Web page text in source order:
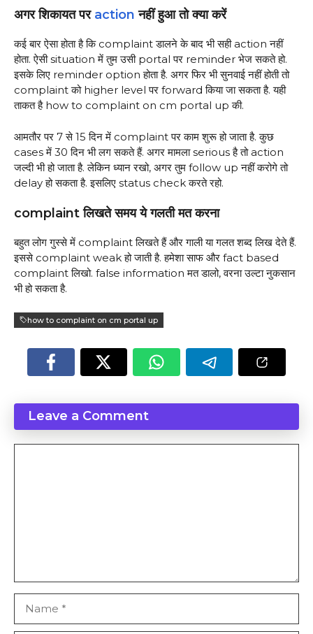
अगर शिकायत पर action नहीं हुआ तो क्या करें
कई बार ऐसा होता है कि complaint डालने के बाद भी सही action नहीं
होता. ऐसी situation में तुम उसी portal पर reminder भेज सकते हो.
इसके लिए reminder option होता है. अगर फिर भी सुनवाई नहीं होती तो
complaint को higher level पर forward किया जा सकता है. यही
ताकत है how to complaint on cm portal up की.
आमतौर पर 7 से 15 दिन में complaint पर काम शुरू हो जाता है. कुछ
cases में 30 दिन भी लग सकते हैं. अगर मामला serious है तो action
जल्दी भी हो जाता है. लेकिन ध्यान रखो, अगर तुम follow up नहीं करोगे तो
delay हो सकता है. इसलिए status check करते रहो.
complaint लिखते समय ये गलती मत करना
बहुत लोग गुस्से में complaint लिखते हैं और गाली या गलत शब्द लिख देते हैं.
इससे complaint weak हो जाती है. हमेशा साफ और fact based
complaint लिखो. false information मत डालो, वरना उल्टा नुकसान
भी हो सकता है.
how to complaint on cm portal up
Leave a Comment